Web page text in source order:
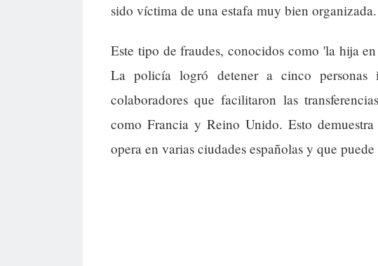
sido víctima de una estafa muy bien organizada.
Este tipo de fraudes, conocidos como 'la hija
La policía logró detener a cinco personas
colaboradores que facilitaron las
como Francia y Reino Unido. Esto
opera en varias ciudades españolas y que